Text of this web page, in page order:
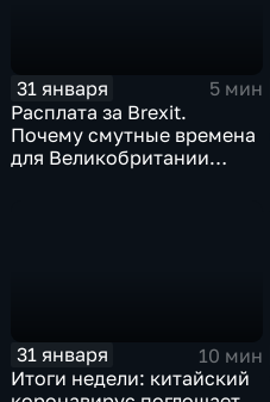
31 января
5 мин
Расплата за Brexit.
Почему смутные времена
для Великобритании
31 января
10 мин
Итоги недели: китайский